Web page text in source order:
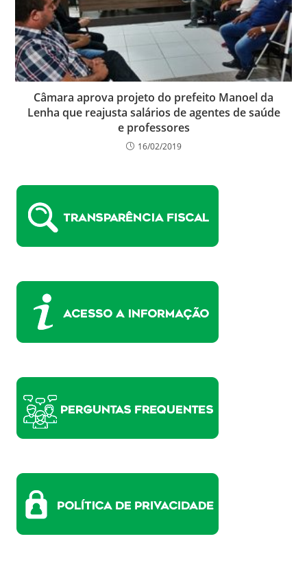
Câmara aprova projeto do prefeito Manoel da
Lenha que reajusta salários de agentes de saúde
e professores
16/02/2019